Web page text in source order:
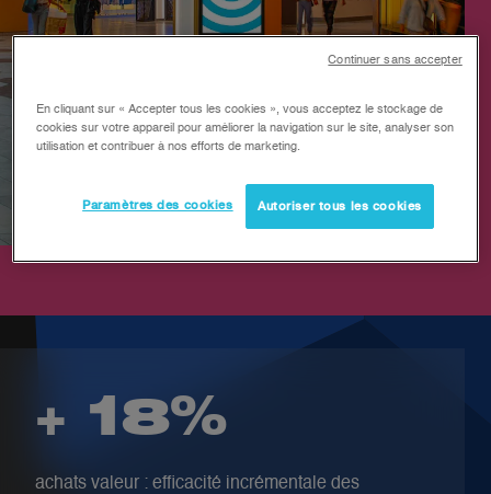
+ 18%
achats valeur : efficacité incrémentale des
En cliquant sur « Accepter tous les cookies », vous acceptez le stockage de
cookies sur votre appareil pour améliorer la navigation sur le site, analyser son
utilisation et contribuer à nos efforts de marketing.
Paramètres des cookies Autoriser tous les cookies
Continuer sans accepter